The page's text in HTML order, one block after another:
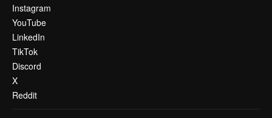
Instagram
YouTube
LinkedIn
TikTok
Discord
X
Reddit